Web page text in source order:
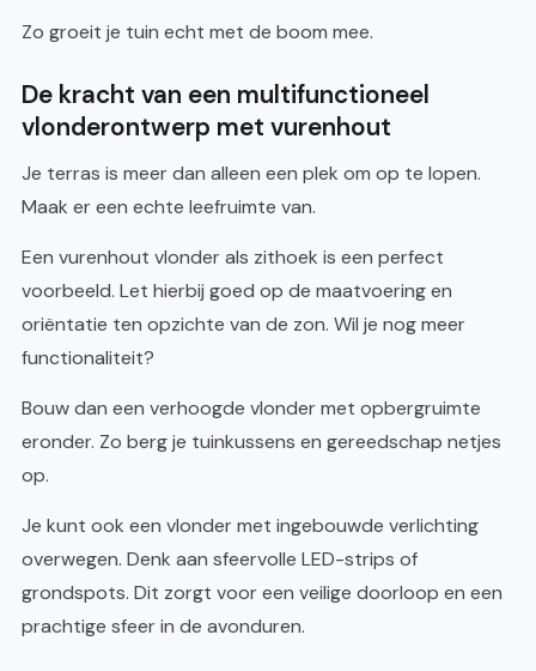
Zo groeit je tuin echt met de boom mee.
De kracht van een multifunctioneel
vlonderontwerp met vurenhout
Je terras is meer dan alleen een plek om op te lopen.
Maak er een echte leefruimte van.
Een vurenhout vlonder als zithoek is een perfect
voorbeeld. Let hierbij goed op de maatvoering en
oriëntatie ten opzichte van de zon. Wil je nog meer
functionaliteit?
Bouw dan een verhoogde vlonder met opbergruimte
eronder. Zo berg je tuinkussens en gereedschap netjes
op.
Je kunt ook een vlonder met ingebouwde verlichting
overwegen. Denk aan sfeervolle LED-strips of
grondspots. Dit zorgt voor een veilige doorloop en een
prachtige sfeer in de avonduren.